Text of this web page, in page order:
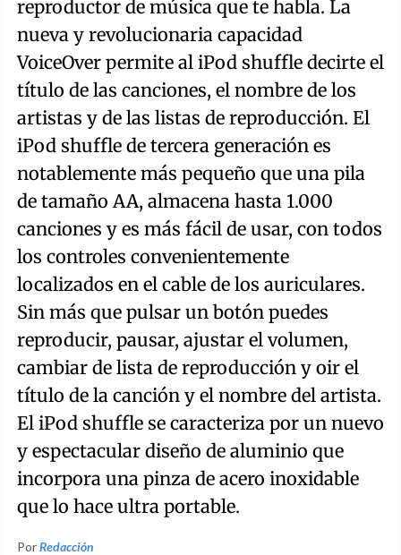
reproductor de música que te habla. La
nueva y revolucionaria capacidad
VoiceOver permite al iPod shuffle decirte el
título de las canciones, el nombre de los
artistas y de las listas de reproducción. El
iPod shuffle de tercera generación es
notablemente más pequeño que una pila
de tamaño AA, almacena hasta 1.000
canciones y es más fácil de usar, con todos
los controles convenientemente
localizados en el cable de los auriculares.
Sin más que pulsar un botón puedes
reproducir, pausar, ajustar el volumen,
cambiar de lista de reproducción y oir el
título de la canción y el nombre del artista.
El iPod shuffle se caracteriza por un nuevo
y espectacular diseño de aluminio que
incorpora una pinza de acero inoxidable
que lo hace ultra portable.
PorRedacción